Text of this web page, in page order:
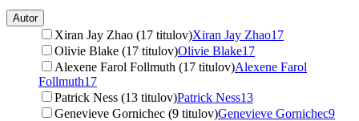
Autor
Xiran Jay Zhao (17 titulov)Xiran Jay Zhao17
Olivie Blake (17 titulov)Olivie Blake17
Alexene Farol Follmuth (17 titulov)Alexene Farol
Follmuth17
Patrick Ness (13 titulov)Patrick Ness13
Genevieve Gornichec (9 titulov)Genevieve Gornichec9